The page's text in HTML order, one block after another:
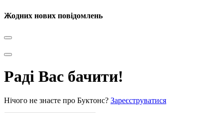
Жодних нових повідомлень
Раді Вас бачити!
Нічого не знаєте про Буктонс? Зареєструватися